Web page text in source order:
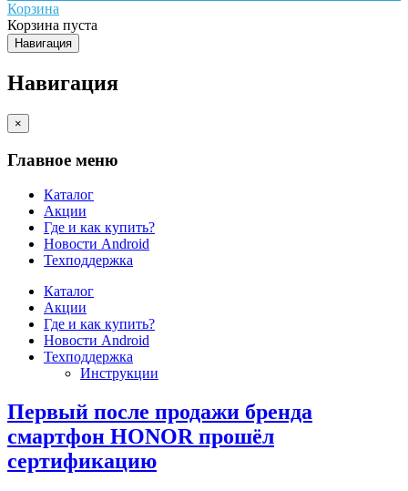
Корзина
Корзина пуста
Навигация
Навигация
×
Главное меню
Каталог
Акции
Где и как купить?
Новости Android
Техподдержка
Каталог
Акции
Где и как купить?
Новости Android
Техподдержка
Инструкции
Первый после продажи бренда
смартфон HONOR прошёл
сертификацию